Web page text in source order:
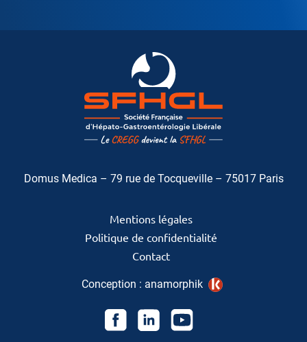
Domus Medica – 79 rue de Tocqueville – 75017 Paris
Mentions légales
Politique de confidentialité
Contact
Conception : anamorphik